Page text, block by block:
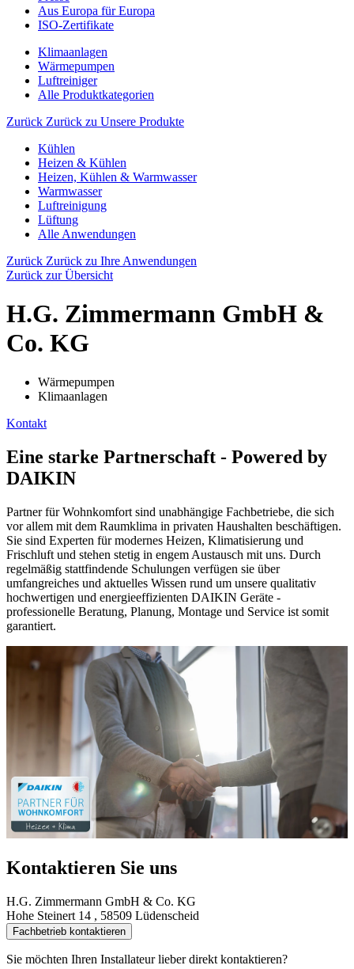
Aus Europa für Europa
ISO-Zertifikate
Klimaanlagen
Wärmepumpen
Luftreiniger
Alle Produktkategorien
Zurück Zurück zu Unsere Produkte
Kühlen
Heizen & Kühlen
Heizen, Kühlen & Warmwasser
Warmwasser
Luftreinigung
Lüftung
Alle Anwendungen
Zurück Zurück zu Ihre Anwendungen
Zurück zur Übersicht
H.G. Zimmermann GmbH &
Co. KG
Wärmepumpen
Klimaanlagen
Kontakt
Eine starke Partnerschaft - Powered by
DAIKIN
Partner für Wohnkomfort sind unabhängige Fachbetriebe, die sich
vor allem mit dem Raumklima in privaten Haushalten beschäftigen.
Sie sind Experten für modernes Heizen, Klimatisierung und
Frischluft und stehen stetig in engem Austausch mit uns. Durch
regelmäßig stattfindende Schulungen verfügen sie über
umfangreiches und aktuelles Wissen rund um unsere qualitativ
hochwertigen und energieeffizienten DAIKIN Geräte -
professionelle Beratung, Planung, Montage und Service ist somit
garantiert.
Kontaktieren Sie uns
H.G. Zimmermann GmbH & Co. KG
Hohe Steinert 14 , 58509 Lüdenscheid
Fachbetrieb kontaktieren
Sie möchten Ihren Installateur lieber direkt kontaktieren?